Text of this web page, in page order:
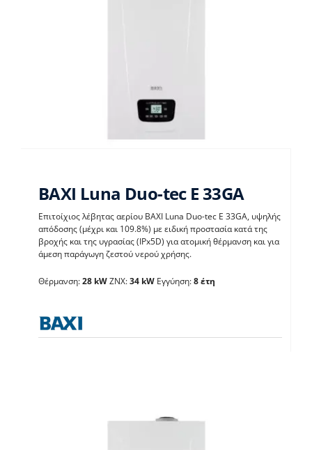
BAXI Luna Duo-tec E
33GA
BAXI Luna Duo-tec E 33GA
Επιτοίχιος λέβητας αερίου BAXI Luna Duo-tec E 33GA, υψηλής
απόδοσης (μέχρι και 109.8%) με ειδική προστασία κατά της
βροχής και της υγρασίας (IPx5D) για ατομική θέρμανση και για
άμεση παράγωγη ζεστού νερού χρήσης.
Θέρμανση:28 kWΖΝΧ:34 kWΕγγύηση:8 έτη